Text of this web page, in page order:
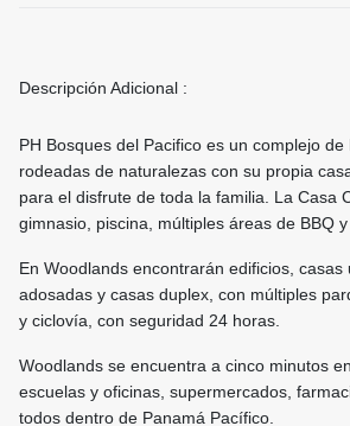
Descripción Adicional :
PH Bosques del Pacifico es un complejo
rodeadas de naturalezas con su propia
para el disfrute de toda la familia. La Casa
gimnasio, piscina, múltiples áreas de BBQ
En Woodlands encontrarán edificios, casas
adosadas y casas duplex, con múltiples
y ciclovía, con seguridad 24 horas.
Woodlands se encuentra a cinco minutos
escuelas y oficinas, supermercados,
todos dentro de Panamá Pacífico.